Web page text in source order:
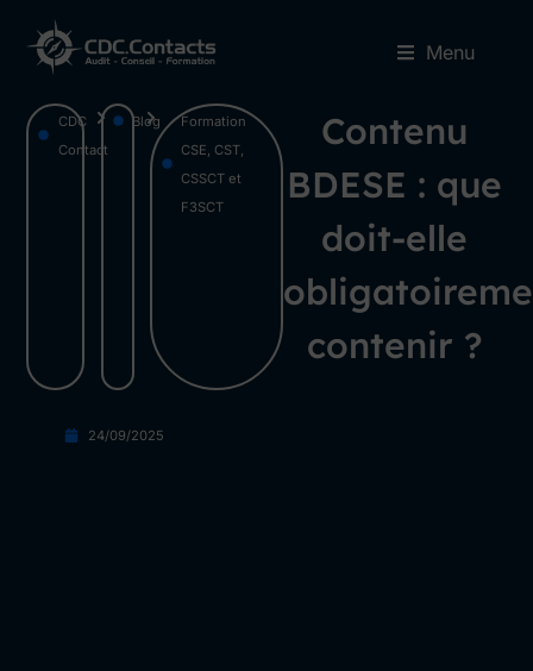
Menu
CDC
Contact
Blog
Formation
CSE, CST,
CSSCT et
F3SCT
Contenu
BDESE : que
doit-elle
contenir ?
24/09/2025